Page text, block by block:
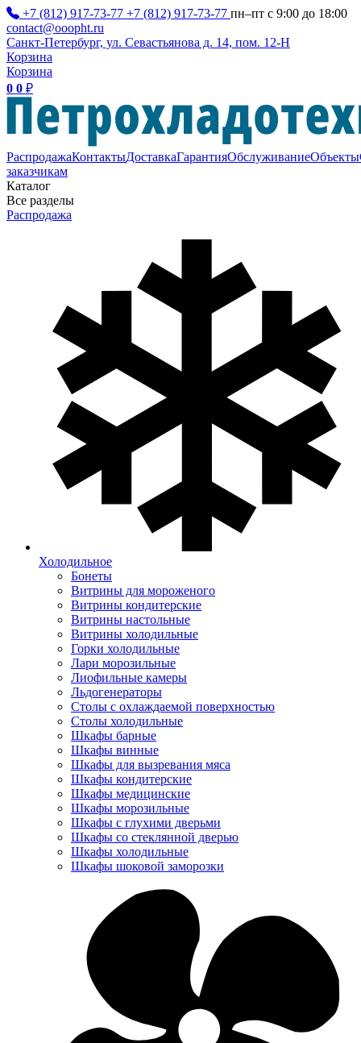
+7 (812) 917-73-77 +7 (812) 917-73-77 пн–пт с 9:00 до 18:00
contact@ooopht.ru
Санкт-Петербург, ул. Севастьянова д. 14, пом. 12-Н
Корзина
Корзина
0 0 ₽
РаспродажаКонтактыДоставкаГарантияОбслуживаниеОбъекты
заказчикам
Каталог
Все разделы
Распродажа
Холодильное
Бонеты
Витрины для мороженого
Витрины кондитерские
Витрины настольные
Витрины холодильные
Горки холодильные
Лари морозильные
Лиофильные камеры
Льдогенераторы
Столы с охлаждаемой поверхностью
Столы холодильные
Шкафы барные
Шкафы винные
Шкафы для вызревания мяса
Шкафы кондитерские
Шкафы медицинские
Шкафы морозильные
Шкафы с глухими дверьми
Шкафы со стеклянной дверью
Шкафы холодильные
Шкафы шоковой заморозки